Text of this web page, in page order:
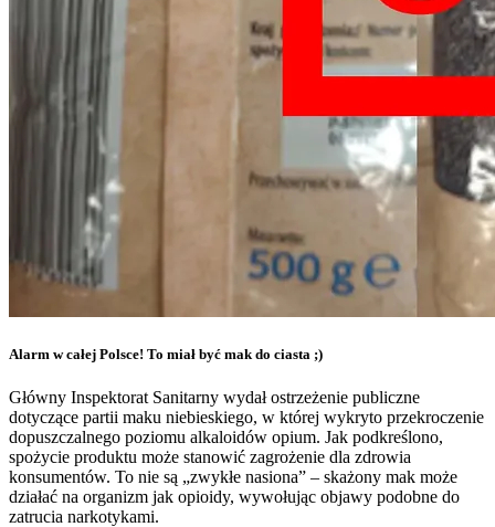
Alarm w całej Polsce! To miał być mak do ciasta ;)
Główny Inspektorat Sanitarny wydał ostrzeżenie publiczne
dotyczące partii maku niebieskiego, w której wykryto przekroczenie
dopuszczalnego poziomu alkaloidów opium. Jak podkreślono,
spożycie produktu może stanowić zagrożenie dla zdrowia
konsumentów. To nie są „zwykłe nasiona” – skażony mak może
działać na organizm jak opioidy, wywołując objawy podobne do
zatrucia narkotykami.